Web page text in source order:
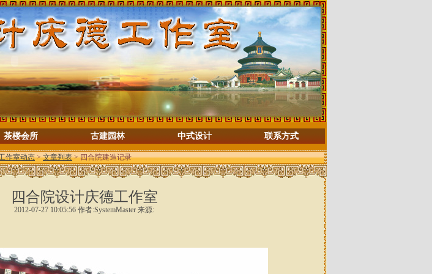
茶楼会所 古建园林 中式设计 联系方式
作室动态>文章列表> 四合院建造记录
四合院设计庆德工作室
2012-07-27 10:05:56 作者:SystemMaster 来源: